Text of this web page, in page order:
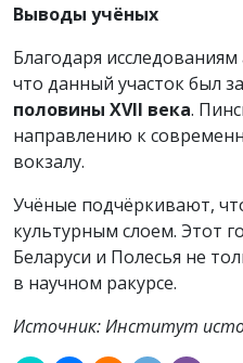
Выводы учёных
Благодаря
что данный участок был
половины XVII века.
направлению к
вокзалу.
Учёные подчёркивают,
культурным слоем. Этот
Беларуси и Полесья не
в научном ракурсе.
Источник: Институт